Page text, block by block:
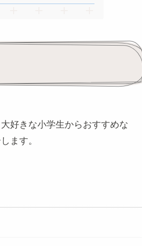
好きな小学生からおすすめな
ます。